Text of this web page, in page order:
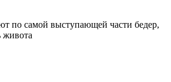
по самой выступающей части бедер,
живота